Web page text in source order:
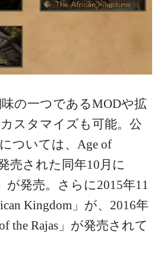
の一つであるMODや拡
スタマイズも可能。公
ついては、Age of
売された同年10月に
が発売。さらに2015年11
Kingdom」が、2016年
the Rajas」が発売されて